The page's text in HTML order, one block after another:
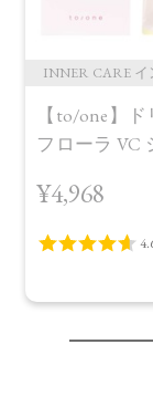
INNER CARE
【to/one】
フローラ VC
¥4,968